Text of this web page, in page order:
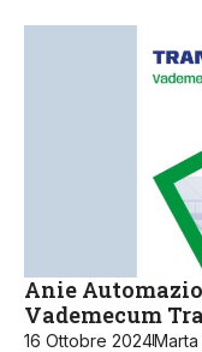
Anie
Vademecum
16 Ottobre 2024